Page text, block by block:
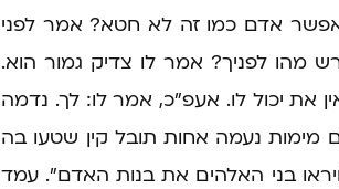
אדם כמו זה לא חטא? אמר לפני
מהו לפניך? אמר לו צדיק גמור הוא.
את יכול לו. אעפ"כ, אמר לו: לך. נדמה
נעמה אחות תובל קין שטעו בה
בני האלהים את בנות האדם". עמד